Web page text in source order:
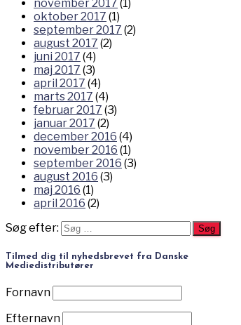
november 2017 (1)
oktober 2017 (1)
september 2017 (2)
august 2017 (2)
juni 2017 (4)
maj 2017 (3)
april 2017 (4)
marts 2017 (4)
februar 2017 (3)
januar 2017 (2)
december 2016 (4)
november 2016 (1)
september 2016 (3)
august 2016 (3)
maj 2016 (1)
april 2016 (2)
Søg efter:
Tilmed dig til nyhedsbrevet fra Danske
Mediedistributører
Fornavn
Efternavn